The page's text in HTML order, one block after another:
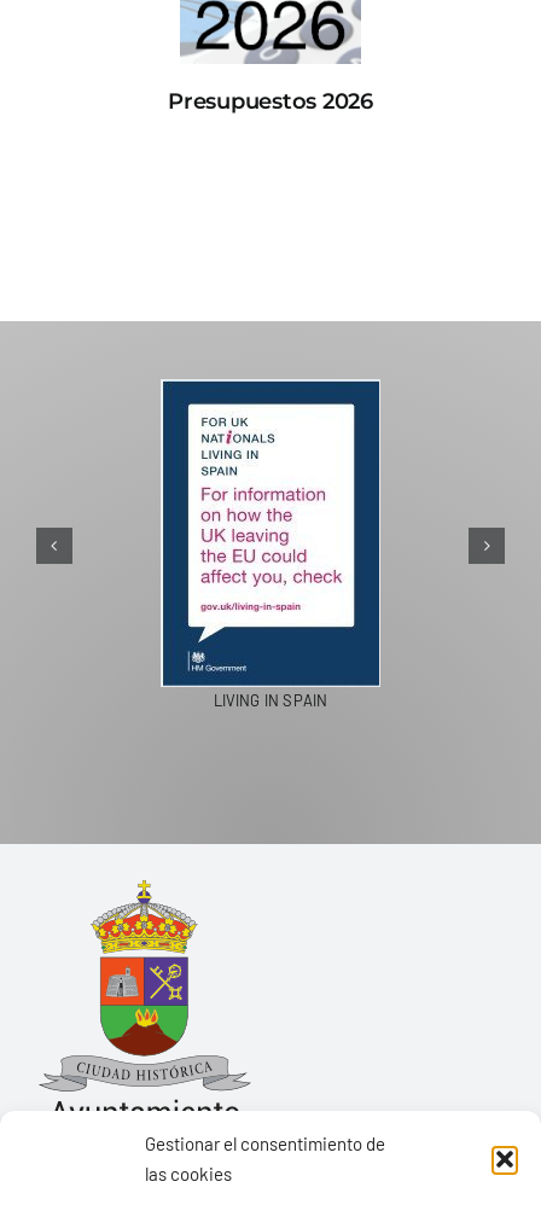
Gestionar el consentimiento de
las cookies
Presupuestos 2026
PASEOS EN CAMELLO